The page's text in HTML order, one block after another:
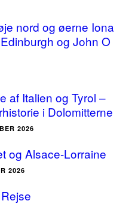
nord og øerne Iona
og John O
af Italien og Tyrol –
i Dolomitterne
2026
og Alsace-Lorraine
2026